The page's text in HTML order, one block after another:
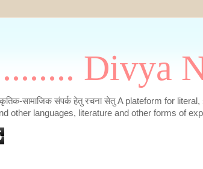
Divya
सामाजिक संपर्क हेतु रचना सेतु A plateform for
other languages, literature and other forms of